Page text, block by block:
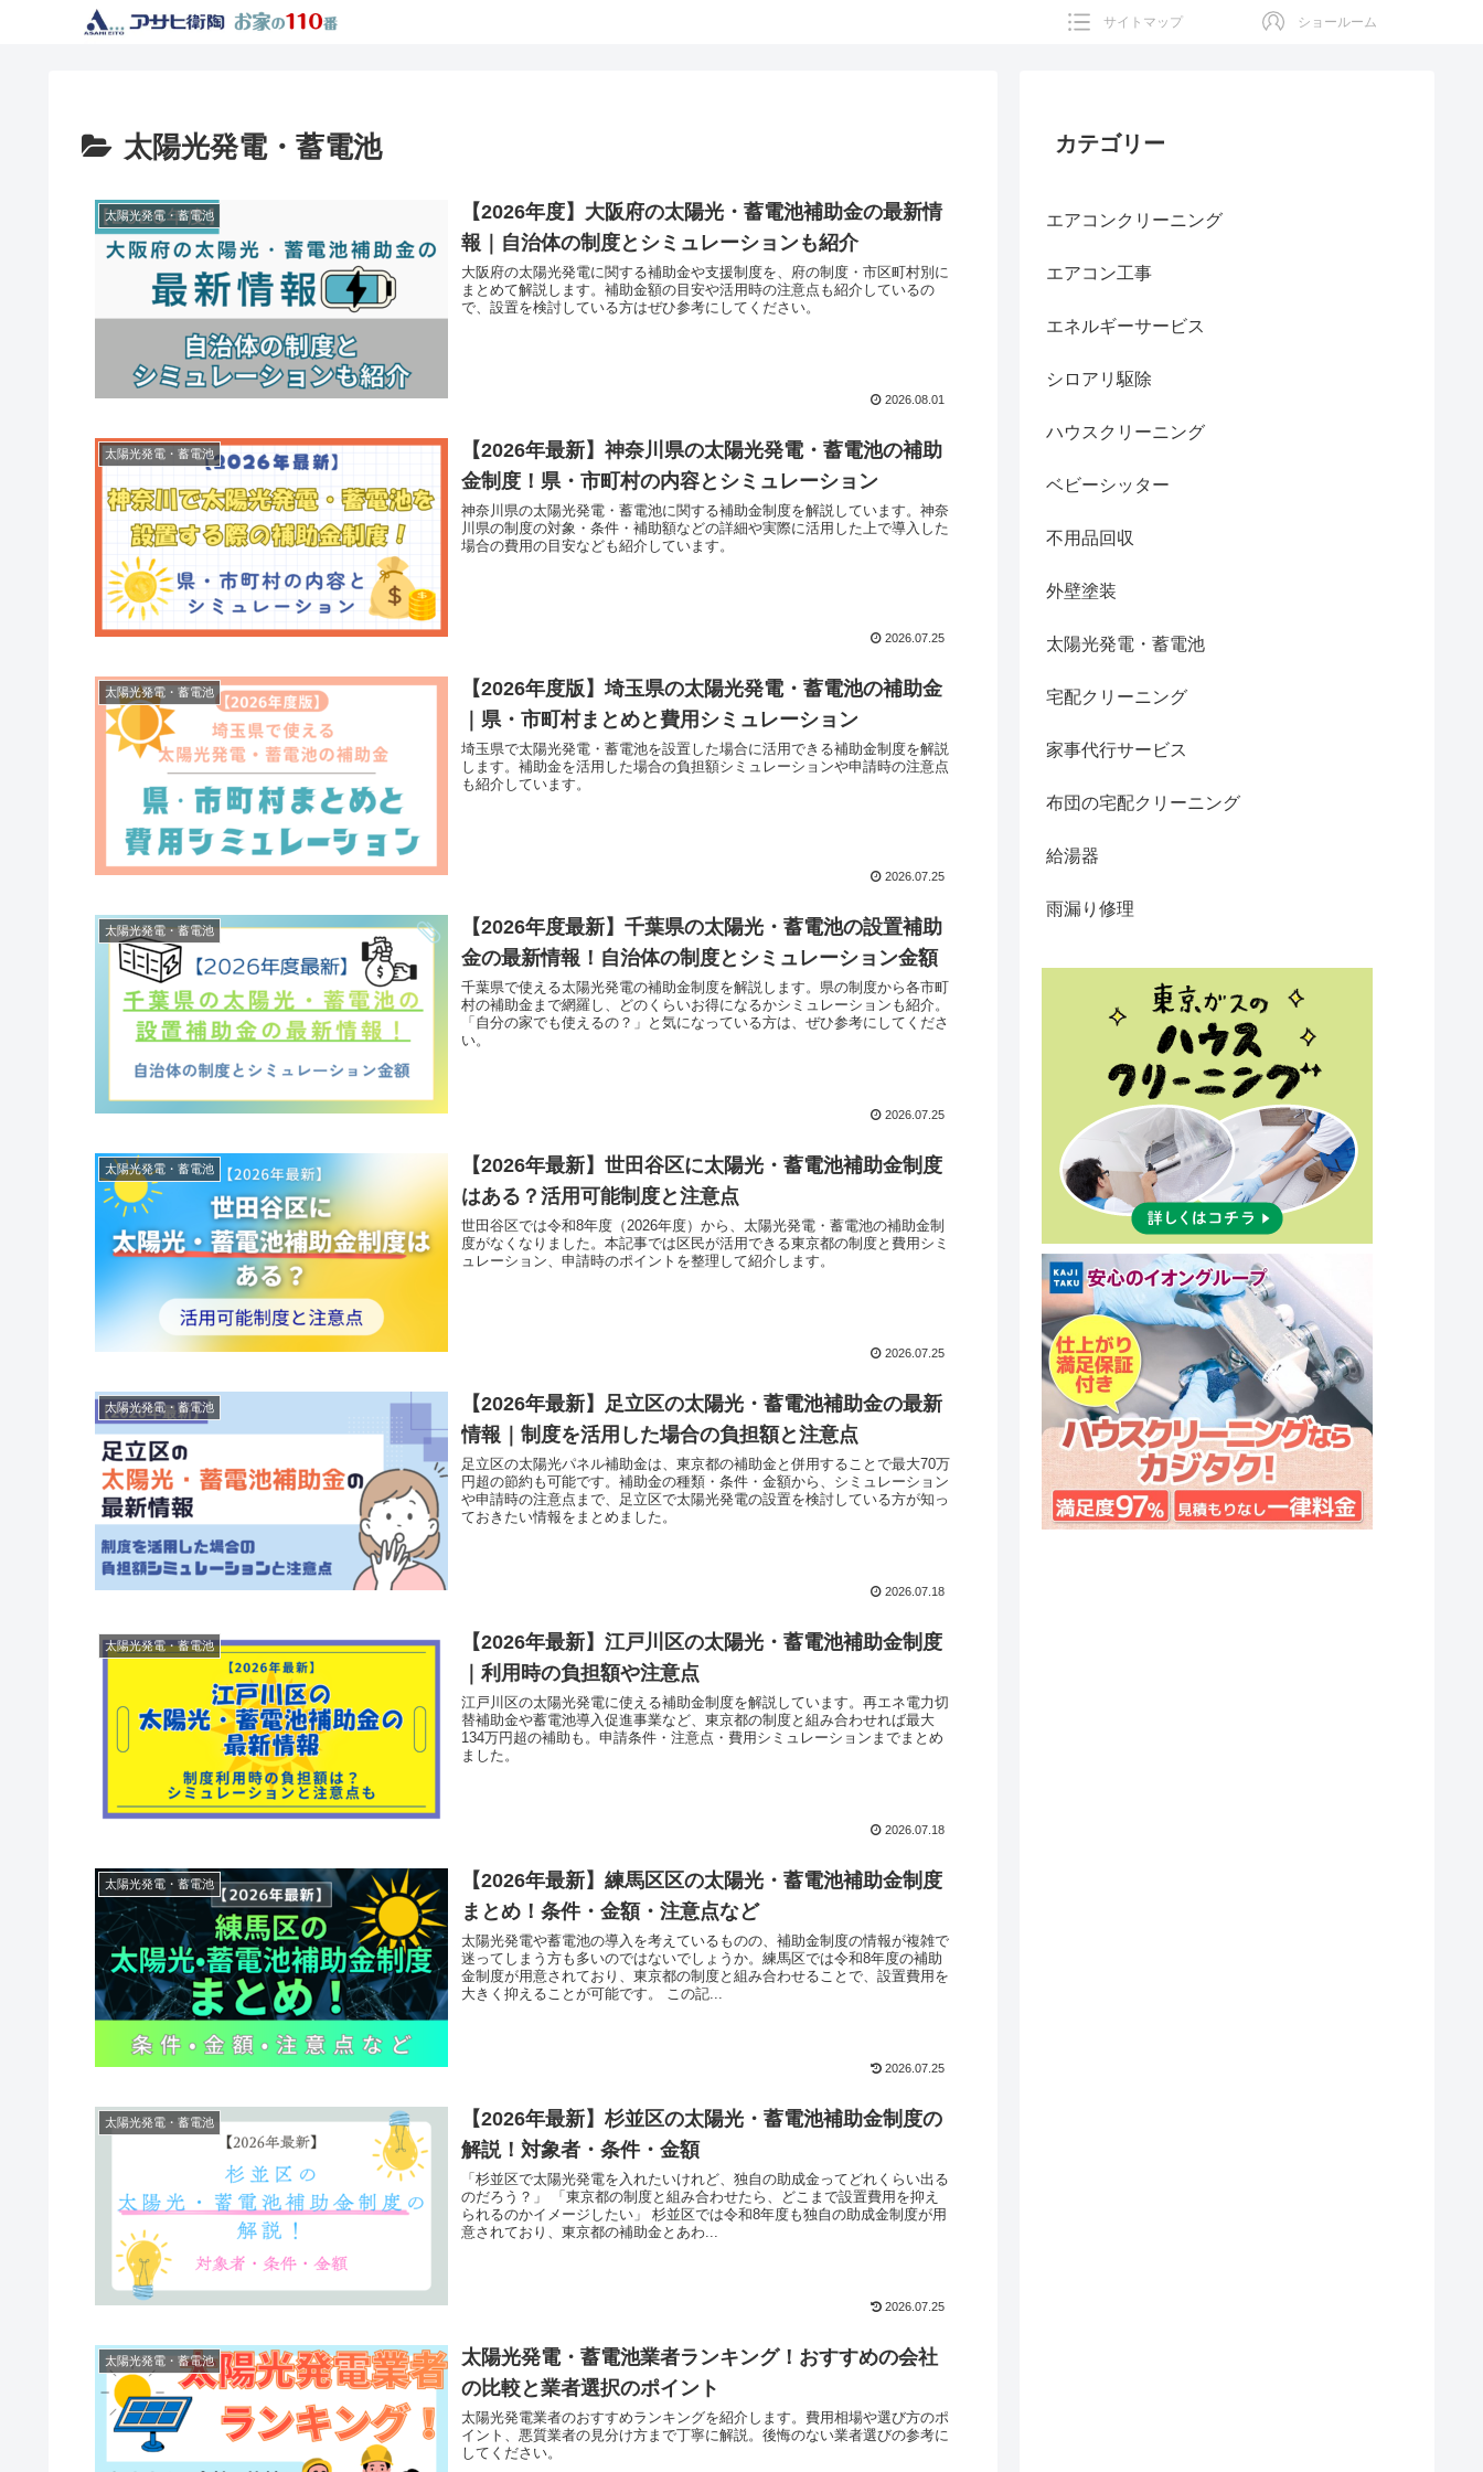
サイトマップ ショールーム
太陽光発電・蓄電池
太陽光発電・蓄電池
【2026年度】大阪府の太陽光・蓄電池補助金の最新情
報｜自治体の制度とシミュレーションも紹介
大阪府の太陽光発電に関する補助金や支援制度を、府の制度・市区町村別に
まとめて解説します。補助金額の目安や活用時の注意点も紹介しているの
で、設置を検討している方はぜひ参考にしてください。
2026.08.01
太陽光発電・蓄電池
【2026年最新】神奈川県の太陽光発電・蓄電池の補助
金制度！県・市町村の内容とシミュレーション
神奈川県の太陽光発電・蓄電池に関する補助金制度を解説しています。神奈
川県の制度の対象・条件・補助額などの詳細や実際に活用した上で導入した
場合の費用の目安なども紹介しています。
2026.07.25
太陽光発電・蓄電池
【2026年度版】埼玉県の太陽光発電・蓄電池の補助金
｜県・市町村まとめと費用シミュレーション
埼玉県で太陽光発電・蓄電池を設置した場合に活用できる補助金制度を解説
します。補助金を活用した場合の負担額シミュレーションや申請時の注意点
も紹介しています。
2026.07.25
太陽光発電・蓄電池
【2026年度最新】千葉県の太陽光・蓄電池の設置補助
金の最新情報！自治体の制度とシミュレーション金額
千葉県で使える太陽光発電の補助金制度を解説します。県の制度から各市町
村の補助金まで網羅し、どのくらいお得になるかシミュレーションも紹介。
「自分の家でも使えるの？」と気になっている方は、ぜひ参考にしてくださ
い。
2026.07.25
太陽光発電・蓄電池
【2026年最新】世田谷区に太陽光・蓄電池補助金制度
はある？活用可能制度と注意点
世田谷区では令和8年度（2026年度）から、太陽光発電・蓄電池の補助金制
度がなくなりました。本記事では区民が活用できる東京都の制度と費用シミ
ュレーション、申請時のポイントを整理して紹介します。
2026.07.25
太陽光発電・蓄電池
【2026年最新】足立区の太陽光・蓄電池補助金の最新
情報｜制度を活用した場合の負担額と注意点
足立区の太陽光パネル補助金は、東京都の補助金と併用することで最大70万
円超の節約も可能です。補助金の種類・条件・金額から、シミュレーション
や申請時の注意点まで、足立区で太陽光発電の設置を検討している方が知っ
ておきたい情報をまとめました。
2026.07.18
太陽光発電・蓄電池
【2026年最新】江戸川区の太陽光・蓄電池補助金制度
｜利用時の負担額や注意点
江戸川区の太陽光発電に使える補助金制度を解説しています。再エネ電力切
替補助金や蓄電池導入促進事業など、東京都の制度と組み合わせれば最大
134万円超の補助も。申請条件・注意点・費用シミュレーションまでまとめ
ました。
2026.07.18
太陽光発電・蓄電池
【2026年最新】練馬区区の太陽光・蓄電池補助金制度
まとめ！条件・金額・注意点など
太陽光発電や蓄電池の導入を考えているものの、補助金制度の情報が複雑で
迷ってしまう方も多いのではないでしょうか。練馬区では令和8年度の補助
金制度が用意されており、東京都の制度と組み合わせることで、設置費用を
大きく抑えることが可能です。 この記...
2026.07.25
太陽光発電・蓄電池
【2026年最新】杉並区の太陽光・蓄電池補助金制度の
解説！対象者・条件・金額
「杉並区で太陽光発電を入れたいけれど、独自の助成金ってどれくらい出る
のだろう？」 「東京都の制度と組み合わせたら、どこまで設置費用を抑え
られるのかイメージしたい」 杉並区では令和8年度も独自の助成金制度が用
意されており、東京都の補助金とあわ...
2026.07.25
太陽光発電・蓄電池
太陽光発電・蓄電池業者ランキング！おすすめの会社
の比較と業者選択のポイント
太陽光発電業者のおすすめランキングを紹介します。費用相場や選び方のポ
イント、悪質業者の見分け方まで丁寧に解説。後悔のない業者選びの参考に
してください。
カテゴリー
エアコンクリーニング
エアコン工事
エネルギーサービス
シロアリ駆除
ハウスクリーニング
ベビーシッター
不用品回収
外壁塗装
太陽光発電・蓄電池
宅配クリーニング
家事代行サービス
布団の宅配クリーニング
給湯器
雨漏り修理